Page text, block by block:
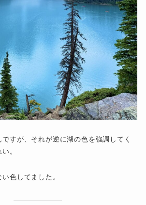
すが、それが逆に湖の色を強調してく
。
色してました。